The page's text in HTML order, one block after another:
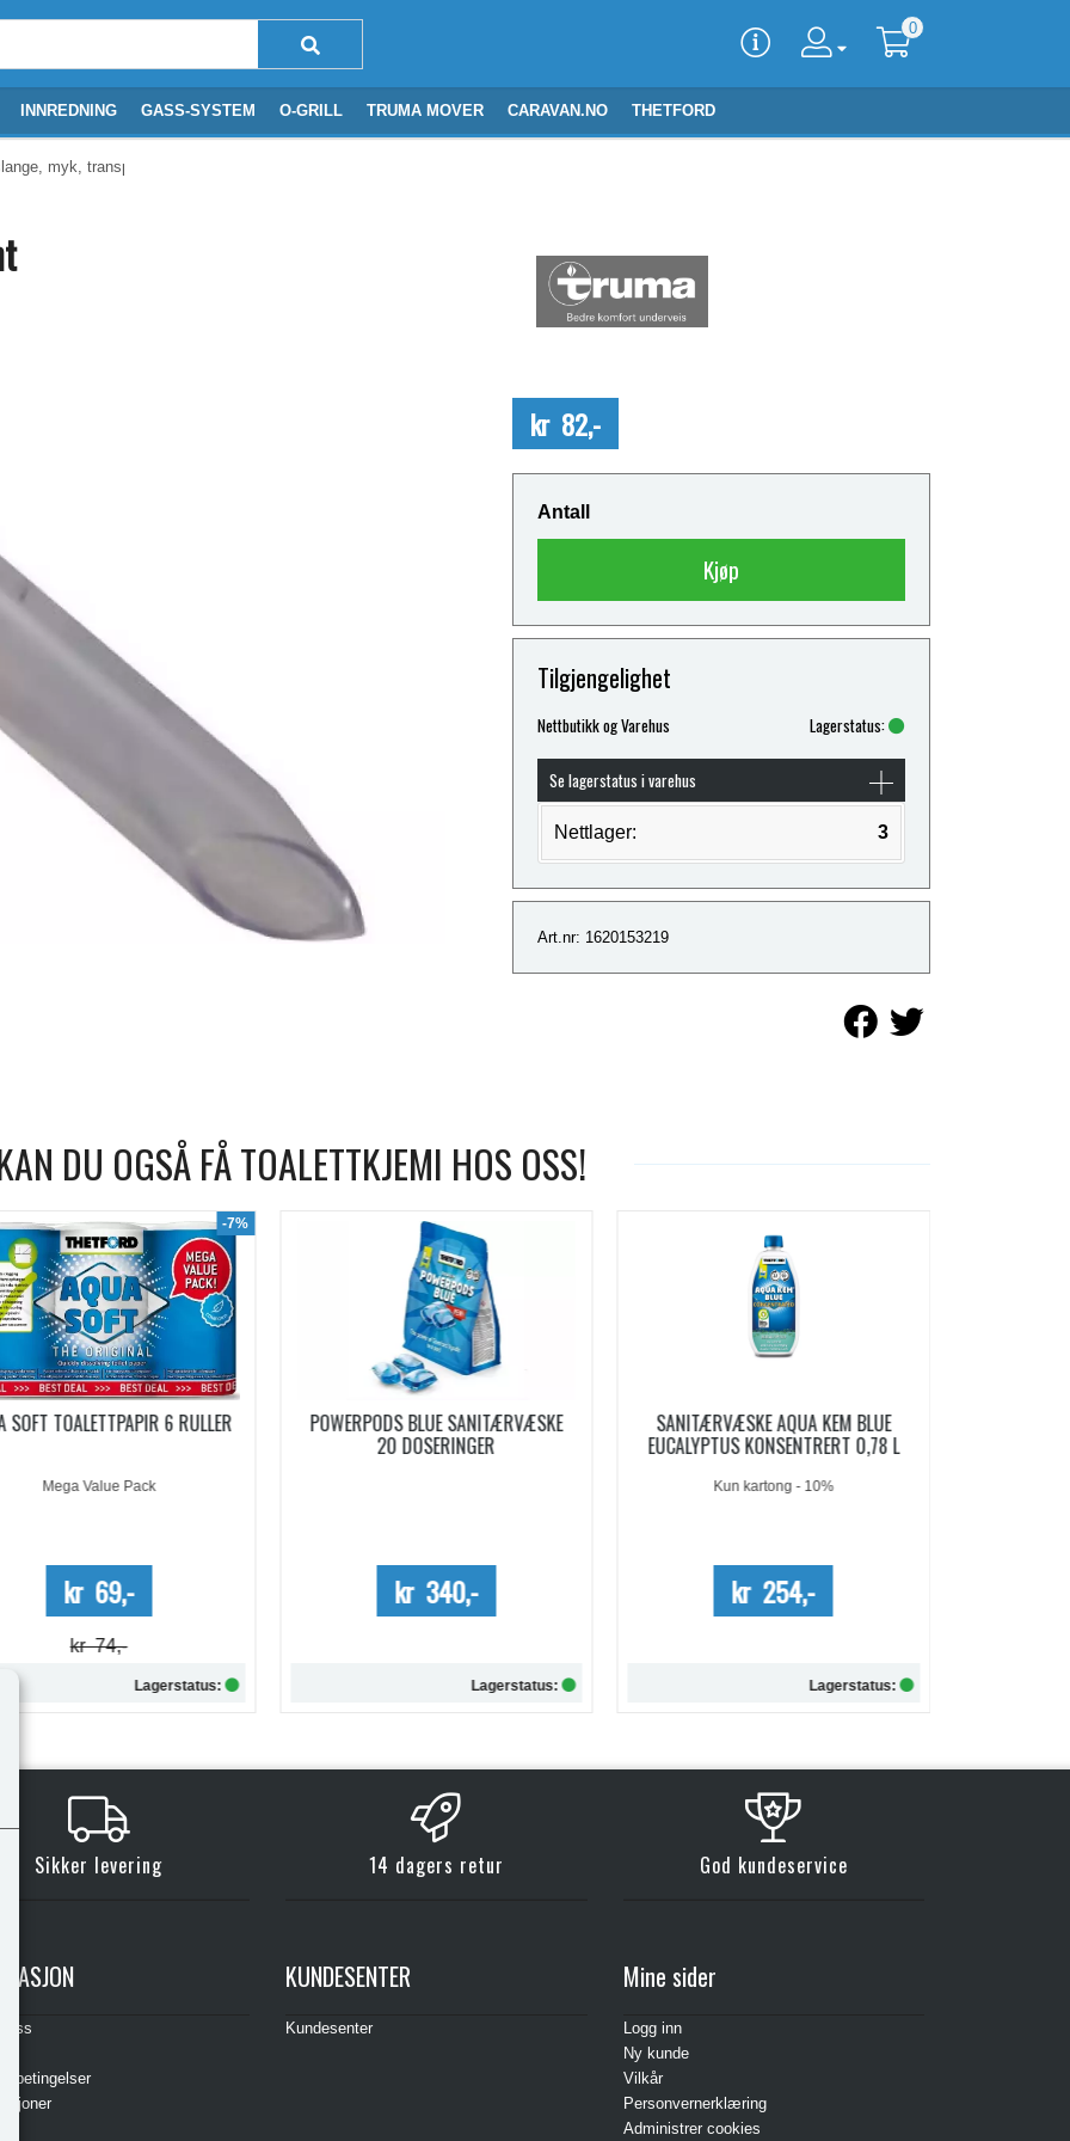
0
INNREDNING GASS-SYSTEM O-GRILL TRUMA MOVER CARAVAN.NO THETFORD
myk, transparent
kr 82,-
Antall
Kjøp
Tilgjengelighet
Nettbutikk og Varehus Lagerstatus:
Se lagerstatus i varehus
Nettlager: 3
Art.nr: 1620153219
DU OGSÅ FÅ TOALETTKJEMI HOS OSS!
BLUE SANITÆRVÆSKE
kr 340,-
Lagerstatus:
SANITÆRVÆSKE AQUA KEM BLUE
EUCALYPTUS KONSENTRERT 0,78 L
kr 254,-
Lagerstatus:
AQUA KEM BLUE SACHETS
SANITÆRVÆSKE 15 DOSER
kr 209,-
Lagerstatus:
Sikker levering 14 dagers retur God kundeservice
oss
KUNDESENTER
Kundesenter
Mine sider
Logg inn
Ny kunde
Vilkår
Personvernerklæring
Administrer cookies